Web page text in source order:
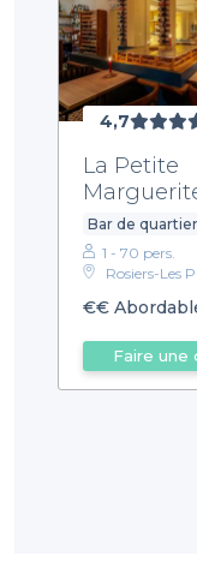
4,7
La Petite
Bar de quartier
1 - 70 pers.
Rosiers-Les
€€
Faire une